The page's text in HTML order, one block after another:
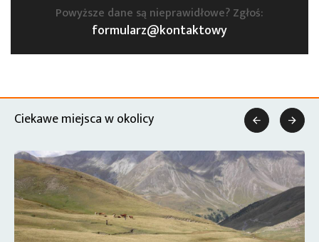
Powyższe dane są nieprawidłowe? Zgłoś:
formularz@kontaktowy
Ciekawe miejsca w okolicy  